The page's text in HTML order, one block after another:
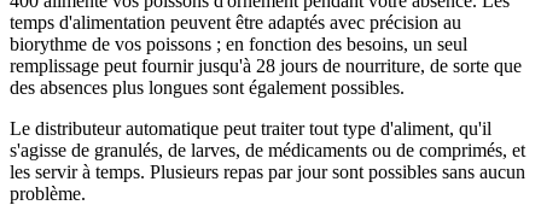
temps d'alimentation peuvent être adaptés avec précision au
biorythme de vos poissons ; en fonction des besoins, un seul
remplissage peut fournir jusqu'à 28 jours de nourriture, de sorte que
des absences plus longues sont également possibles.
Le distributeur automatique peut traiter tout type d'aliment, qu'il
s'agisse de granulés, de larves, de médicaments ou de comprimés, et
les servir à temps. Plusieurs repas par jour sont possibles sans aucun
problème.